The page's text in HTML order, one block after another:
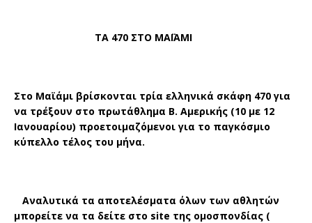
ΤΑ 470 ΣΤΟ ΜΑΪΑΜΙ
Στο Μαϊάμι βρίσκονται τρία ελληνικά σκάφη 470 για
να τρέξουν στο πρωτάθλημα Β. Αμερικής (10 με 12
Ιανουαρίου) προετοιμαζόμενοι για το παγκόσμιο
κύπελλο τέλος του μήνα.
Αναλυτικά τα αποτελέσματα όλων των αθλητών
μπορείτε να τα δείτε στο site της ομοσπονδίας (